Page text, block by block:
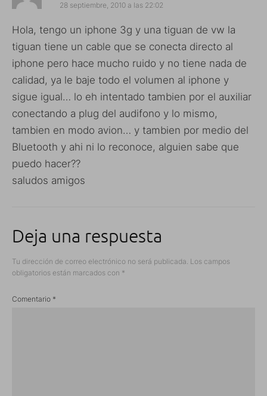
28 septiembre, 2010 a las 22:02
Hola, tengo un iphone 3g y una tiguan de vw la
tiguan tiene un cable que se conecta directo al
iphone pero hace mucho ruido y no tiene nada de
calidad, ya le baje todo el volumen al iphone y
sigue igual… lo eh intentado tambien por el auxiliar
conectando a plug del audifono y lo mismo,
tambien en modo avion… y tambien por medio del
Bluetooth y ahi ni lo reconoce, alguien sabe que
puedo hacer??
saludos amigos
Deja una respuesta
Tu dirección de correo electrónico no será publicada. Los campos
obligatorios están marcados con *
Comentario *